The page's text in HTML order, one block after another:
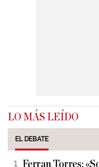
LO MÁS LEÍDO
EL DEBATE
Ferran Torres: